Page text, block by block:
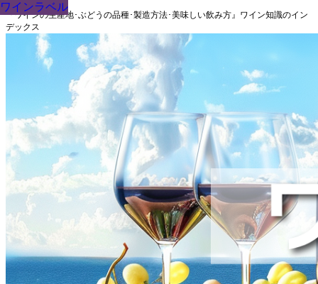
『ワインの生産地･ぶどうの品種･製造方法･美味しい飲み方』ワイン知識のイン
デックス
ワインラベル
ワインラベル
ワインラベル
ワインラベル
ワインラベル
ワインラベル
ワインラベル
ワインラベル
ワインラベル